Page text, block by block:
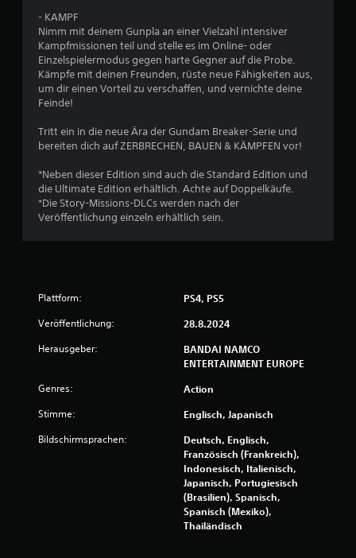
v
n
t
e
u
s
- KAMPF
Nimm mit deinem Gunpla an einer Vielzahl intensiver
Kampfmissionen teil und stelle es im Online- oder
Einzelspielermodus gegen harte Gegner auf die Probe.
Kämpfe mit deinen Freunden, rüste neue Fähigkeiten aus,
um dir einen Vorteil zu verschaffen, und vernichte deine
Feinde!
Tritt ein in die neue Ära der Gundam Breaker-Serie und
bereiten dich auf ZERBRECHEN, BAUEN & KÄMPFEN vor!
*Neben dieser Edition sind auch die Standard Edition und
die Ultimate Edition erhältlich. Achte auf Doppelkäufe.
*Die Story-Missions-DLCs werden nach der
Veröffentlichung einzeln erhältlich sein.
Plattform: PS4, PS5
Veröffentlichung: 28.8.2024
Herausgeber:
BANDAI NAMCO
ENTERTAINMENT EUROPE
Genres: Action
Stimme: Englisch, Japanisch
Bildschirmsprachen:
Deutsch, Englisch,
Französisch (Frankreich),
Indonesisch, Italienisch,
Japanisch, Portugiesisch
(Brasilien), Spanisch,
Spanisch (Mexiko),
Thailändisch